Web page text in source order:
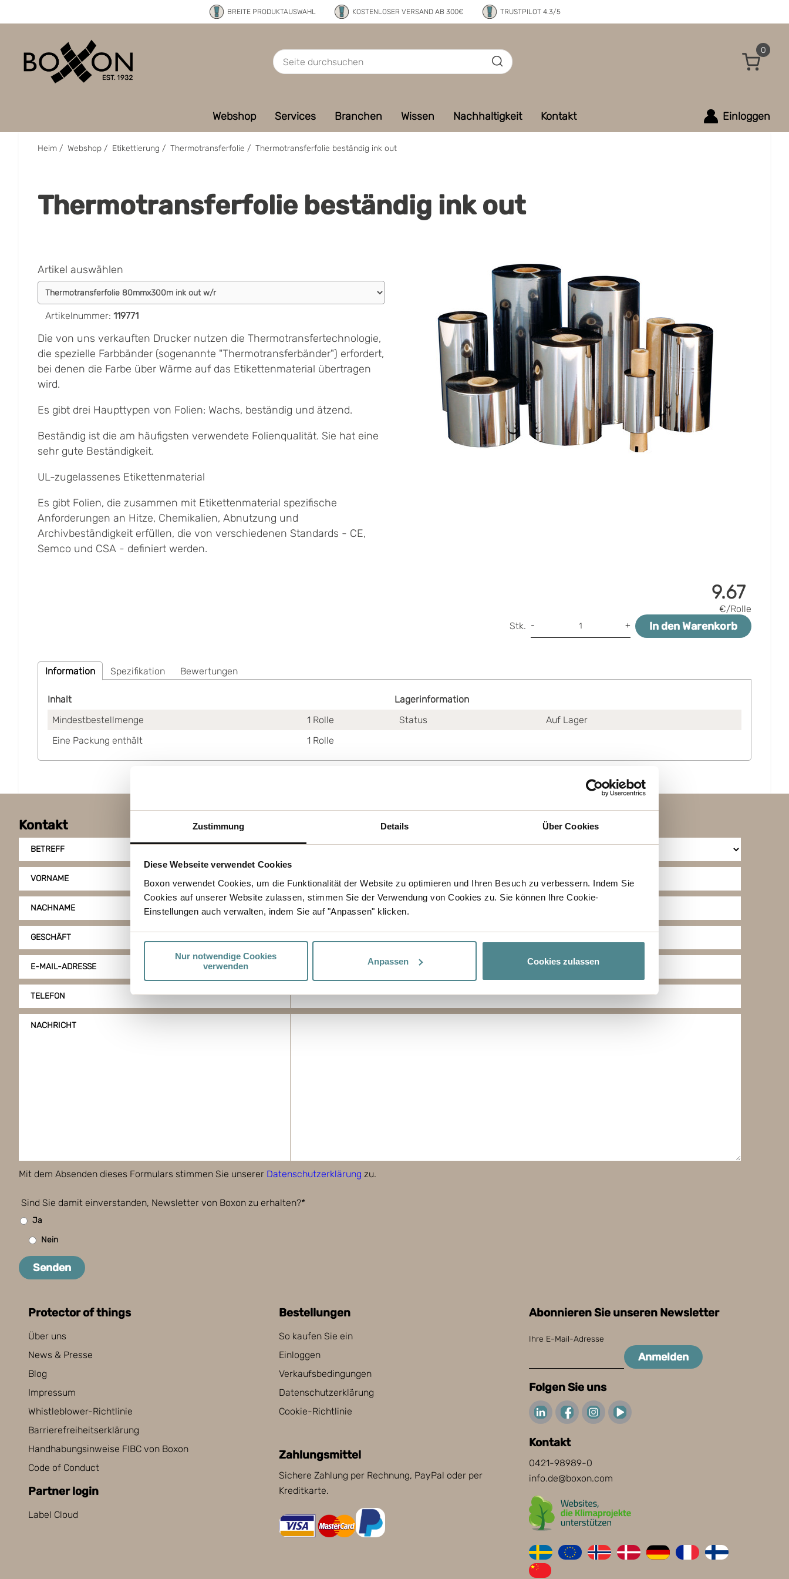
Zustimmung Details Über Cookies
Diese Webseite verwendet Cookies
Boxon verwendet Cookies, um die Funktionalität der Website zu optimieren und Ihren Besuch zu verbessern. Indem Sie
Cookies auf unserer Website zulassen, stimmen Sie der Verwendung von Cookies zu. Sie können Ihre Cookie-
Einstellungen auch verwalten, indem Sie auf "Anpassen" klicken.
Nur notwendige Cookies
verwenden
Anpassen Cookies zulassen
BREITE PRODUKTAUSWAHL KOSTENLOSER VERSAND AB 300€ TRUSTPILOT 4.3/5
0
Webshop Services Branchen Wissen Nachhaltigkeit Kontakt Einloggen
Heim / Webshop / Etikettierung / Thermotransferfolie / Thermotransferfolie beständig ink out
Thermotransferfolie beständig ink out
Artikel auswählen
Artikelnummer: 119771
Die von uns verkauften Drucker nutzen die Thermotransfertechnologie,
die spezielle Farbbänder (sogenannte "Thermotransferbänder") erfordert,
bei denen die Farbe über Wärme auf das Etikettenmaterial übertragen
wird.
Es gibt drei Haupttypen von Folien: Wachs, beständig und ätzend.
Beständig ist die am häufigsten verwendete Folienqualität. Sie hat eine
sehr gute Beständigkeit.
UL-zugelassenes Etikettenmaterial
Es gibt Folien, die zusammen mit Etikettenmaterial spezifische
Anforderungen an Hitze, Chemikalien, Abnutzung und
Archivbeständigkeit erfüllen, die von verschiedenen Standards - CE,
Semco und CSA - definiert werden.
9.67
€/Rolle
Stk. - + In den Warenkorb
Information Spezifikation Bewertungen
Inhalt
Mindestbestellmenge
1 Rolle
Eine Packung enthält
1 Rolle
Lagerinformation
Status
Auf Lager
Kontakt
BETREFF
VORNAME
NACHNAME
GESCHÄFT
E-MAIL-ADRESSE
TELEFON
NACHRICHT
Mit dem Absenden dieses Formulars stimmen Sie unserer Datenschutzerklärung zu.
Sind Sie damit einverstanden, Newsletter von Boxon zu erhalten?*
Ja
Nein
Senden
Protector of things
Über uns
News & Presse
Blog
Impressum
Whistleblower-Richtlinie
Barrierefreiheitserklärung
Handhabungsinweise FIBC von Boxon
Code of Conduct
Partner login
Label Cloud
Bestellungen
So kaufen Sie ein
Einloggen
Verkaufsbedingungen
Datenschutzerklärung
Cookie-Richtlinie
Zahlungsmittel
Sichere Zahlung per Rechnung, PayPal oder per
Kreditkarte.
Abonnieren Sie unseren Newsletter
Ihre E-Mail-Adresse
Anmelden
Folgen Sie uns
Kontakt
0421-98989-0
info.de@boxon.com